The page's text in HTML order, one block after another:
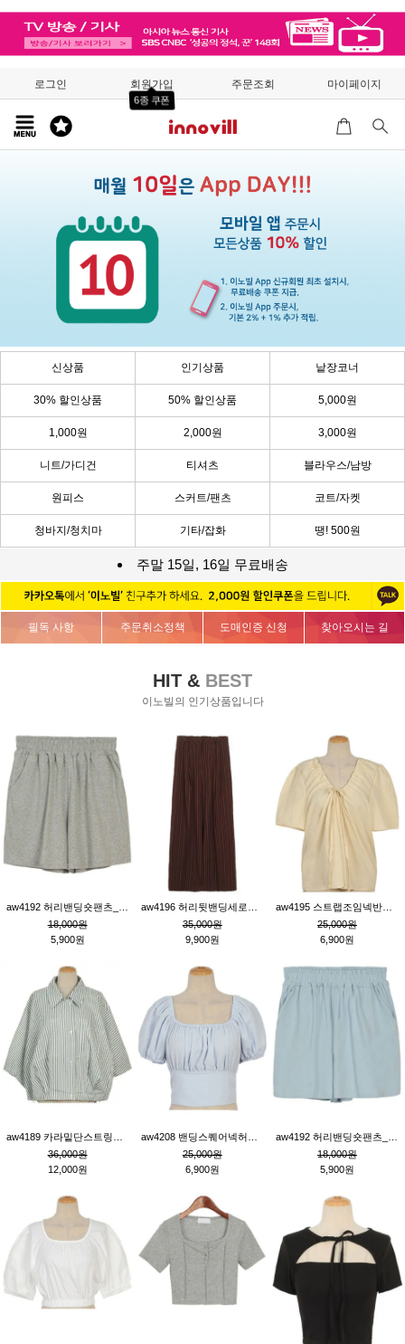
로그인 회원가입
6종 쿠폰
주문조회 마이페이지
신상품 인기상품 낱장코너
30% 할인상품 50% 할인상품 5,000원
1,000원 2,000원 3,000원
니트/가디건 티셔츠 블라우스/남방
원피스 스커트/팬츠 코트/자켓
청바지/청치마 기타/잡화 땡! 500원
주말 15일, 16일 무료배송
필독 사항 주문취소정책 도매인증 신청 찾아오시는 길
HIT & BEST
이노빌의 인기상품입니다
18,000원
5,900원
35,000원
9,900원
25,000원
6,900원
36,000원
12,000원
25,000원
6,900원
18,000원
5,900원